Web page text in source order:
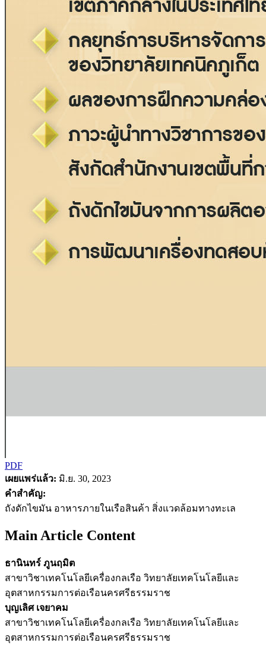
PDF
เผยแพร่แล้ว: มิ.ย. 30, 2023
คำสำคัญ:
ถังดักไขมัน อาหารภายในเรือสินค้า สิ่งแวดล้อมทางทะเล
Main Article Content
ธานินทร์ ภูนฤมิต
สาขาวิชาเทคโนโลยีเครื่องกลเรือ วิทยาลัยเทคโนโลยีและ
อุตสาหกรรมการต่อเรือนครศรีธรรมราช
บุญเลิศ เจยาคม
สาขาวิชาเทคโนโลยีเครื่องกลเรือ วิทยาลัยเทคโนโลยีและ
อุตสาหกรรมการต่อเรือนครศรีธรรมราช